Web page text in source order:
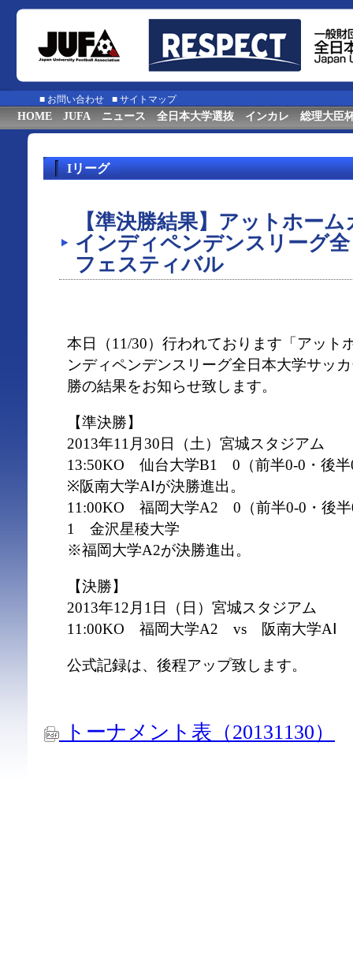
■ お問い合わせ ■ サイトマップ
HOME JUFA ニュース 全日本大学選抜 インカレ 総理大臣
Iリーグ
【準決勝結果】アットホー
インディペンデンスリーグ
フェスティバル
本日（11/30）行われております「アット
ンディペンデンスリーグ全日本大学サッ
勝の結果をお知らせ致します。
【準決勝】
2013年11月30日（土）宮城スタジアム
13:50KO 仙台大学B1 0（前半0-0・後
※阪南大学AⅠが決勝進出。
11:00KO 福岡大学A2 0（前半0-0・後半
1 金沢星稜大学
※福岡大学A2が決勝進出。
【決勝】
2013年12月1日（日）宮城スタジアム
11:00KO 福岡大学A2 vs 阪南大学AⅠ
公式記録は、後程アップ致します。
トーナメント表（20131130）